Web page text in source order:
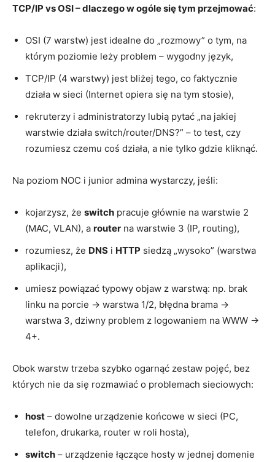
TCP/IP vs OSI – dlaczego w ogóle się tym przejmować:
OSI (7 warstw) jest idealne do „rozmowy” o tym, na
którym poziomie leży problem – wygodny język,
TCP/IP (4 warstwy) jest bliżej tego, co faktycznie
działa w sieci (Internet opiera się na tym stosie),
rekruterzy i administratorzy lubią pytać „na jakiej
warstwie działa switch/router/DNS?” – to test, czy
rozumiesz czemu coś działa, a nie tylko gdzie kliknąć.
Na poziom NOC i junior admina wystarczy, jeśli:
kojarzysz, że switch pracuje głównie na warstwie 2
(MAC, VLAN), a router na warstwie 3 (IP, routing),
rozumiesz, że DNS i HTTP siedzą „wysoko” (warstwa
aplikacji),
umiesz powiązać typowy objaw z warstwą: np. brak
linku na porcie → warstwa 1/2, błędna brama →
warstwa 3, dziwny problem z logowaniem na WWW →
4+.
Obok warstw trzeba szybko ogarnąć zestaw pojęć, bez
których nie da się rozmawiać o problemach sieciowych:
host – dowolne urządzenie końcowe w sieci (PC,
telefon, drukarka, router w roli hosta),
switch – urządzenie łączące hosty w jednej domenie